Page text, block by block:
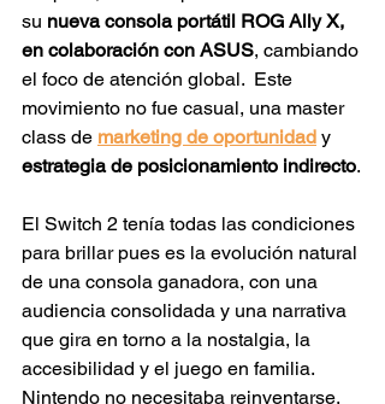
su nueva consola portátil ROG Ally X,
en colaboración con ASUS, cambiando
el foco de atención global.  Este
movimiento no fue casual, una master
class de marketing de oportunidad y
estrategia de posicionamiento indirecto.
El Switch 2 tenía todas las condiciones
para brillar pues es la evolución natural
de una consola ganadora, con una
audiencia consolidada y una narrativa
que gira en torno a la nostalgia, la
accesibilidad y el juego en familia.
Nintendo no necesitaba reinventarse,